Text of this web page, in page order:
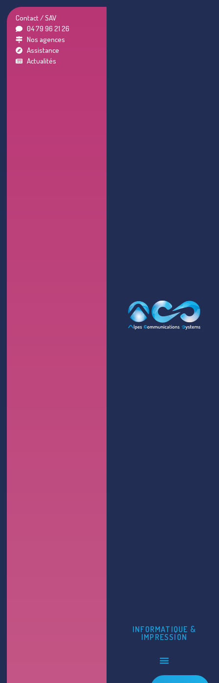
Contact / SAV
04 79 96 21 26
Nos agences
Assistance
Actualités
INFORMATIQUE &
IMPRESSION